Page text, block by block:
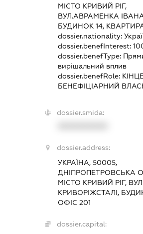
МІСТО КРИВИЙ РІГ,
ВУЛ.АВРАМЕНКА
БУДИНОК 14,
dossier.nationality:
dossier.benefInterest:
dossier.benefType:
вирішальний вплив
dossier.benefRole:
БЕНЕФІЦІАРНИЙ
dossier.smida:
dossier.address:
УКРАЇНА, 50005,
ДНІПРОПЕТРОВСЬКА
МІСТО КРИВИЙ РІГ,
КРИВОРІЖСТАЛІ,
ОФІС 201
dossier.capital: